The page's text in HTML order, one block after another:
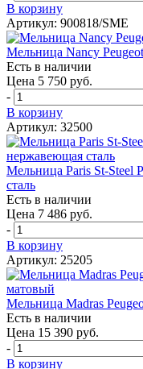
В корзину
Артикул: 900818/SME
Мельница Nancy
Есть в наличии
Цена 5 750 руб.
-
В корзину
Артикул: 32500
Мельница Paris St-Steel
сталь
Есть в наличии
Цена 7 486 руб.
-
В корзину
Артикул: 25205
Мельница Madras
Есть в наличии
Цена 15 390 руб.
-
В корзину